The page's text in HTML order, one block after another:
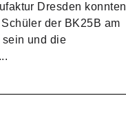
Dresden konnten
der BK25B am
und die